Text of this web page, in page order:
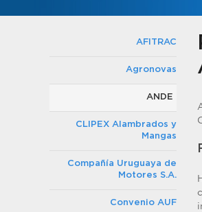
AFITRAC
Agronovas
ANDE
CLIPEX Alambrados y
Mangas
Compañía Uruguaya de
Motores S.A.
Convenio AUF